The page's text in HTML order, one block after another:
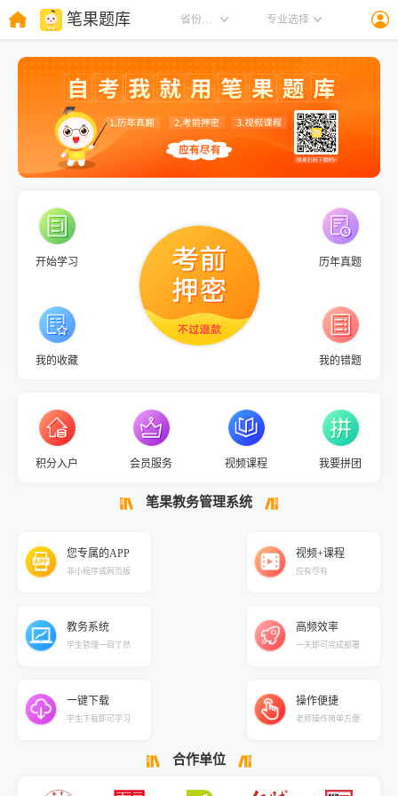
笔果题库 省份选择 专业选择
开始学习
我的收藏
历年真题
我的错题
积分入户 会员服务 视频课程 我要拼团
笔果教务管理系统
您专属的APP
非小程序或网页版
视频+课程
应有尽有
教务系统
学生管理一目了然
高频效率
一天即可完成部署
一键下载
学生下载即可学习
操作便捷
老师操作简单方便
合作单位